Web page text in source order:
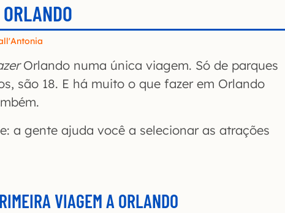
Orlando numa única viagem. Só de parques
são 18. E há muito o que fazer em Orlando
a gente ajuda você a selecionar as atrações
VIAGEM A ORLANDO